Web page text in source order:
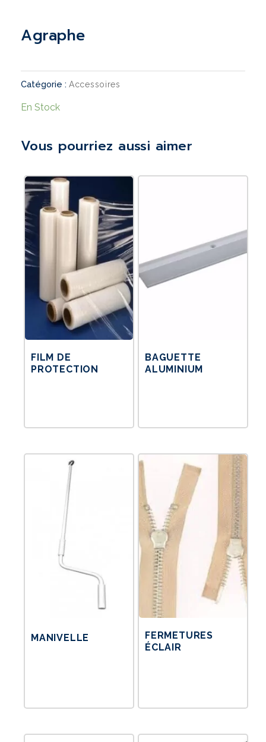
agraphe
Catégorie : Accessoires
En Stock
Vous pourriez aussi aimer
FILM DE
PROTECTION
BAGUETTE
ALUMINIUM
MANIVELLE
FERMETURES
ÉCLAIR